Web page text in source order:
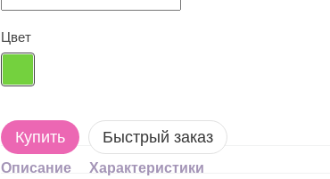
Цвет
Купить Быстрый заказ
Описание
Характеристики